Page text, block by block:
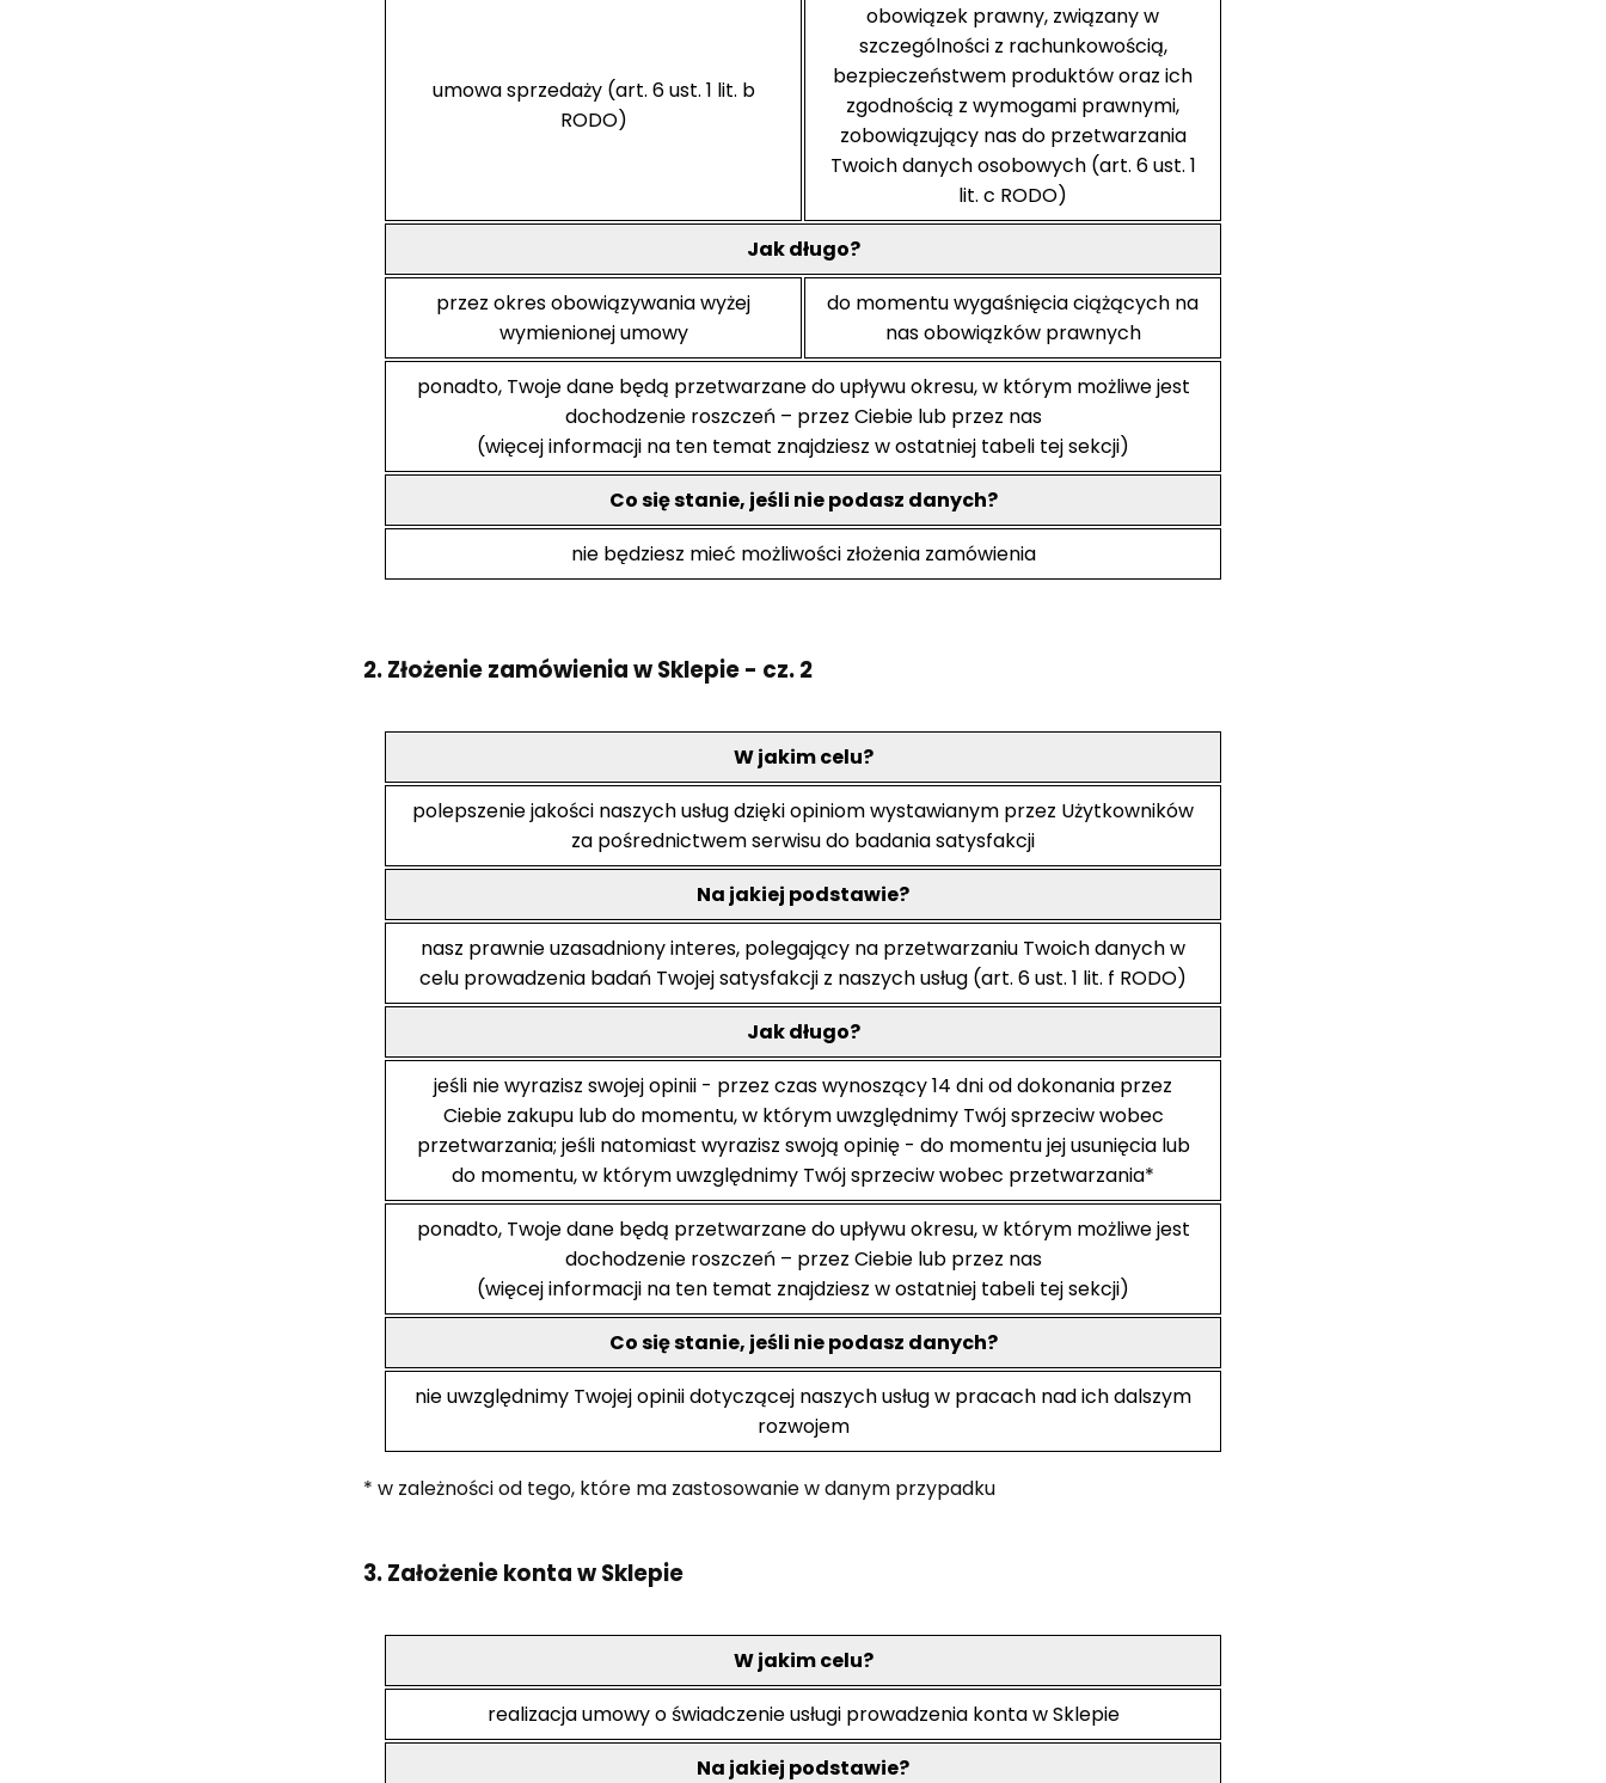
umowa sprzedaży (art. 6 ust. 1 lit. b
RODO)
obowiązek prawny, związany w
szczególności z rachunkowością,
bezpieczeństwem produktów oraz ich
zgodnością z wymogami prawnymi,
zobowiązujący nas do przetwarzania
Twoich danych osobowych (art. 6 ust. 1
lit. c RODO)
Jak długo?
przez okres obowiązywania wyżej
wymienionej umowy
do momentu wygaśnięcia ciążących na
nas obowiązków prawnych
ponadto, Twoje dane będą przetwarzane do upływu okresu, w którym możliwe jest
dochodzenie roszczeń – przez Ciebie lub przez nas
(więcej informacji na ten temat znajdziesz w ostatniej tabeli tej sekcji)
Co się stanie, jeśli nie podasz danych?
nie będziesz mieć możliwości złożenia zamówienia
2. Złożenie zamówienia w Sklepie - cz. 2
W jakim celu?
polepszenie jakości naszych usług dzięki opiniom wystawianym przez Użytkowników
za pośrednictwem serwisu do badania satysfakcji
Na jakiej podstawie?
nasz prawnie uzasadniony interes, polegający na przetwarzaniu Twoich danych w
celu prowadzenia badań Twojej satysfakcji z naszych usług (art. 6 ust. 1 lit. f RODO)
Jak długo?
jeśli nie wyrazisz swojej opinii - przez czas wynoszący 14 dni od dokonania przez
Ciebie zakupu lub do momentu, w którym uwzględnimy Twój sprzeciw wobec
przetwarzania; jeśli natomiast wyrazisz swoją opinię - do momentu jej usunięcia lub
do momentu, w którym uwzględnimy Twój sprzeciw wobec przetwarzania*
ponadto, Twoje dane będą przetwarzane do upływu okresu, w którym możliwe jest
dochodzenie roszczeń – przez Ciebie lub przez nas
(więcej informacji na ten temat znajdziesz w ostatniej tabeli tej sekcji)
Co się stanie, jeśli nie podasz danych?
nie uwzględnimy Twojej opinii dotyczącej naszych usług w pracach nad ich dalszym
rozwojem
* w zależności od tego, które ma zastosowanie w danym przypadku
3. Założenie konta w Sklepie
W jakim celu?
realizacja umowy o świadczenie usługi prowadzenia konta w Sklepie
Na jakiej podstawie?